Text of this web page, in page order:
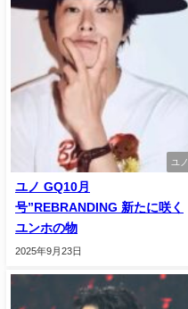
ユノ
ユノ GQ10月
号”REBRANDING 新たに咲く
ユンホの物
2025年9月23日